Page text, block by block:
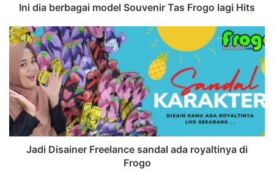
Ini dia berbagai model Souvenir Tas Frogo lagi Hits
Jadi Disainer Freelance sandal ada royaltinya di
Frogo